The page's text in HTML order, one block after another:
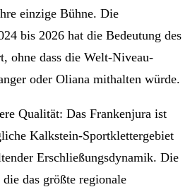
einzige Bühne. Die
bis 2026 hat die Bedeutung des
ohne dass die Welt-Niveau-
oder Oliana mithalten würde.
Qualität: Das Frankenjura ist
Kalkstein-Sportklettergebiet
Erschließungsdynamik. Die
das größte regionale